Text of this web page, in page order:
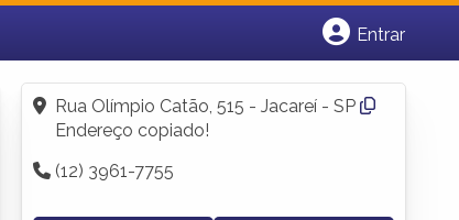
Entrar
Fazer login
Criar conta
Rua Olímpio Catão, 515 - Jacareí - SP
Endereço copiado!
(12) 3961-7755